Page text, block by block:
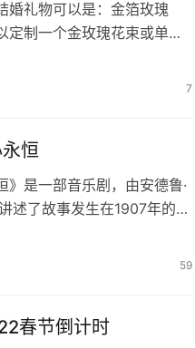
婚礼物可以是：金箔玫瑰
定制一个金玫瑰花束或单独
、结婚日期或其他有特殊
7
恒
是一部音乐剧，由安德鲁·
述了故事发生在1907年的美
来掌控剧情的高潮迭起和
59
春节倒计时